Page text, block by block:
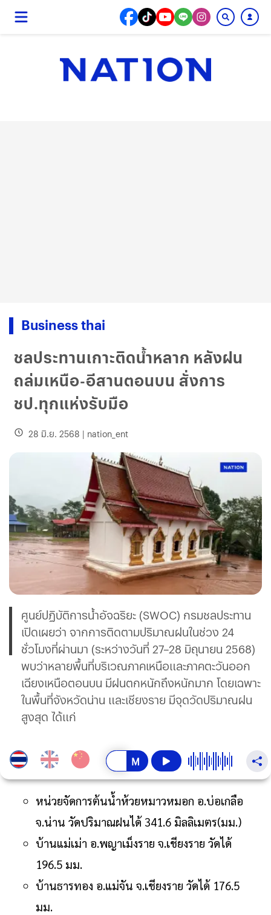
Business thai
ชลประทานเกาะติดน้ำหลาก หลังฝน
ถล่มเหนือ-อีสานตอนบน สั่งการ
ชป.ทุกแห่งรับมือ
28 มิ.ย. 2568 | nation_ent
ศูนย์ปฏิบัติการน้ำอัจฉริยะ (SWOC) กรมชลประทาน
เปิดเผยว่า จากการติดตามปริมาณฝนในช่วง 24
ชั่วโมงที่ผ่านมา (ระหว่างวันที่ 27–28 มิถุนายน 2568)
พบว่าหลายพื้นที่บริเวณภาคเหนือและภาคตะวันออก
เฉียงเหนือตอนบน มีฝนตกหนักถึงหนักมาก โดยเฉพาะ
ในพื้นที่จังหวัดน่าน และเชียงราย มีจุดวัดปริมาณฝน
สูงสุด ได้แก่
หน่วยจัดการต้นน้ำห้วยหมาวหมอก อ.บ่อเกลือ
จ.น่าน วัดปริมาณฝนได้ 341.6 มิลลิเมตร(มม.)
บ้านแม่เม่า อ.พญาเม็งราย จ.เชียงราย วัดได้
196.5 มม.
บ้านธารทอง อ.แม่จัน จ.เชียงราย วัดได้ 176.5
มม.